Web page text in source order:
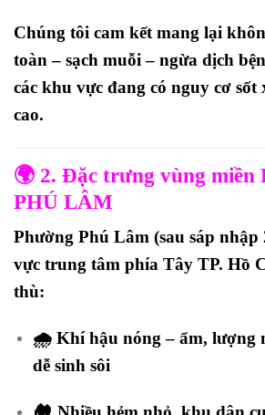
Chúng tôi cam kết mang lại
toàn – sạch muỗi – ngừa dịch
các khu vực đang có nguy cơ sốt
cao.
🌍 2. Đặc trưng vùng miền
PHÚ LÂM
Phường Phú Lâm (sau sáp
vực trung tâm phía Tây TP. Hồ
thù:
🌧️ Khí hậu nóng – ẩm, lượng
dễ sinh sôi